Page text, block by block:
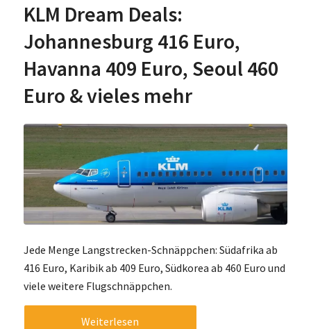
KLM Dream Deals:
Johannesburg 416 Euro,
Havanna 409 Euro, Seoul 460
Euro & vieles mehr
Jede Menge Langstrecken-Schnäppchen: Südafrika ab
416 Euro, Karibik ab 409 Euro, Südkorea ab 460 Euro und
viele weitere Flugschnäppchen.
Weiterlesen